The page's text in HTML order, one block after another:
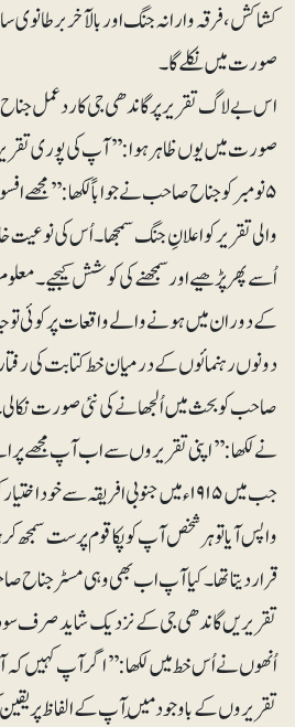
کشاکش، فرقہ وارانہ جنگ اور بالآخر برطانوی
صورت میں نکلے گا۔
اس بے لاگ تقریر پر گاندھی جی کا ردعمل
صورت میں یوں ظاہر ہوا: ’’آپ کی پوری
۵نومبر کو جناح صاحب نے جواباً لکھا:
والی تقریر کو اعلانِ جنگ سمجھا۔ اُس کی
کے دوران میں ہونے والے واقعات پر کوئی
دونوں رہنمائوں کے درمیان خط کتابت کی
نے لکھا: ’’اپنی تقریروں سے اب آپ مجھے
جب میں ۱۹۱۵ء میں جنوبی افریقہ سے
واپس آیا تو ہرشخص آپ کو پکا قوم پرست سمجھ
قرار دیتا تھا۔ کیا آپ اب بھی وہی
تقریریں گاندھی جی کے نزدیک شاید صرف
اُنھوں نے اُس خط میں لکھا: ’’اگر آپ کہیں
تقریروں کے باوجود مَیں آپ کے الفاظ پر یقین